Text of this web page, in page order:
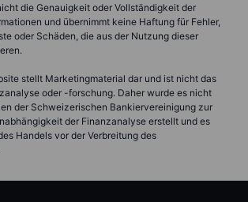
die Genauigkeit oder Vollständigkeit der
und übernimmt keine Haftung für Fehler,
oder Schäden, die aus der Nutzung dieser
stellt Marketingmaterial dar und ist nicht das
oder -forschung. Daher wurde es nicht
der Schweizerischen Bankiervereinigung zur
der Finanzanalyse erstellt und es
Handels vor der Verbreitung des